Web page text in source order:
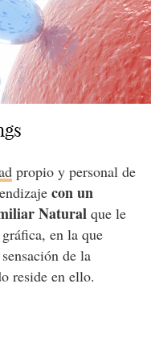
propio y personal de
con un
Natural que le
en la que
de la
reside en ello.